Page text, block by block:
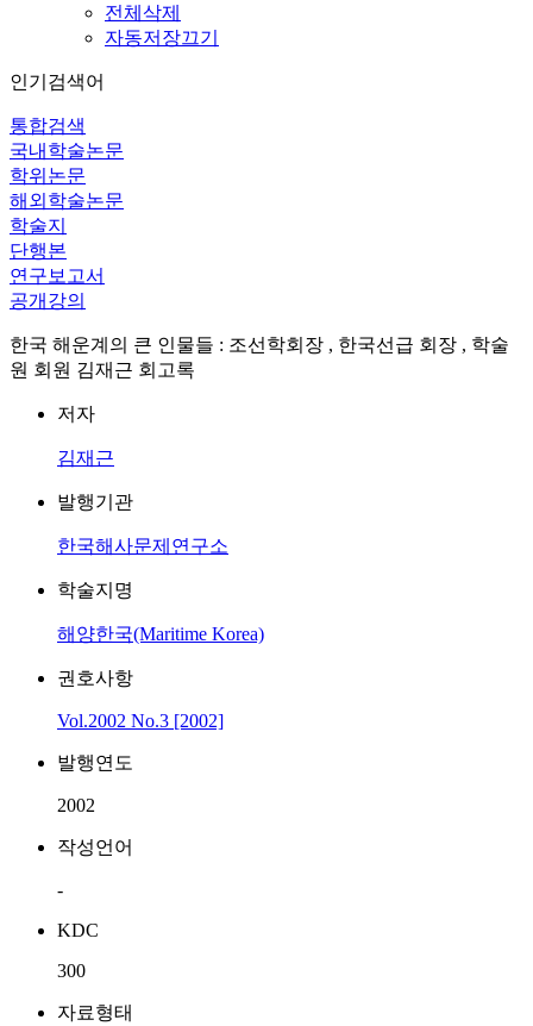
전체삭제
자동저장끄기
인기검색어
통합검색
국내학술논문
학위논문
해외학술논문
학술지
단행본
연구보고서
공개강의
한국 해운계의 큰 인물들 : 조선학회장 , 한국선급 회장 , 학술
원 회원 김재근 회고록
저자
김재근
발행기관
한국해사문제연구소
학술지명
해양한국(Maritime Korea)
권호사항
Vol.2002 No.3 [2002]
발행연도
2002
작성언어
-
KDC
300
자료형태